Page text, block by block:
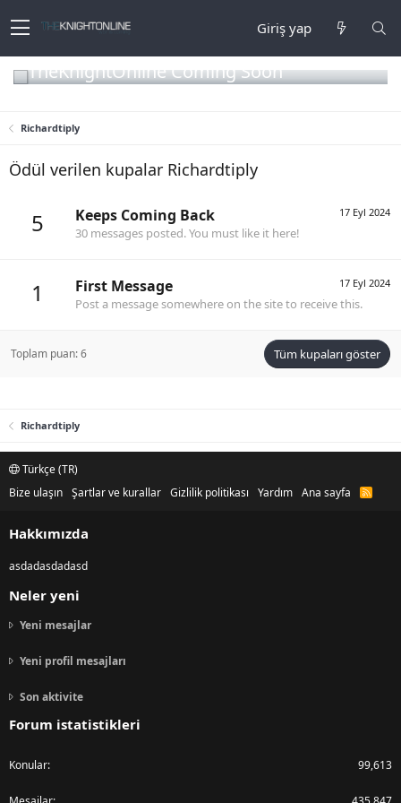
Giriş yap
TheKnightOnline Coming Soon
Richardtiply
Ödül verilen kupalar Richardtiply
5 17 Eyl 2024
Keeps Coming Back
30 messages posted. You must like it here!
1 17 Eyl 2024
First Message
Post a message somewhere on the site to receive this.
Toplam puan: 6 Tüm kupaları göster
Richardtiply
Türkçe (TR)
Bize ulaşın Şartlar ve kurallar Gizlilik politikası Yardım Ana sayfa
R
Hakkımızda
asdadasdadasd
Neler yeni
Yeni mesajlar
Yeni profil mesajları
Son aktivite
Forum istatistikleri
Konular 99,613